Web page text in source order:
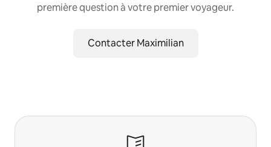
première question à votre premier voyageur.
Contacter Maximilian